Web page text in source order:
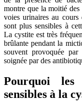
montre que la moitié
voies urinaires au
sont plus sensibles à
La cystite est très
brûlante pendant la
souvent provoquée
soignée par des
Pourquoi les
sensibles à la